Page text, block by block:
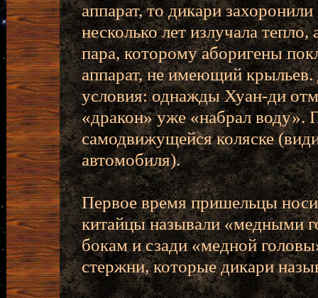
аппарат, то дикари
несколько лет излучала
пара, которому аборигены
аппарат, не имеющий
условия: однажды Хуан-ди
«дракон» уже «набрал воду».
самодвижущейся коляске
автомобиля).
Первое время пришельцы
китайцы называли «медными
бокам и сзади «медной
стержни, которые дикари